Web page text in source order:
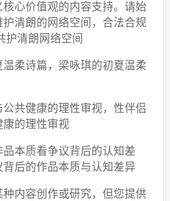
心价值观的内容支持。请始
清朗的网络空间，合法合规
护清朗网络空间
柔诗篇，梁咏琪的初夏温柔
共健康的理性审视，性伴侣
的理性审视
本质看争议背后的认知差
后的作品本质与认知差异
内容创作或研究，但您提供